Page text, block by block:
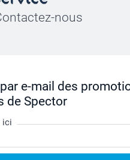
nous
e-mail des
de Spector
ici